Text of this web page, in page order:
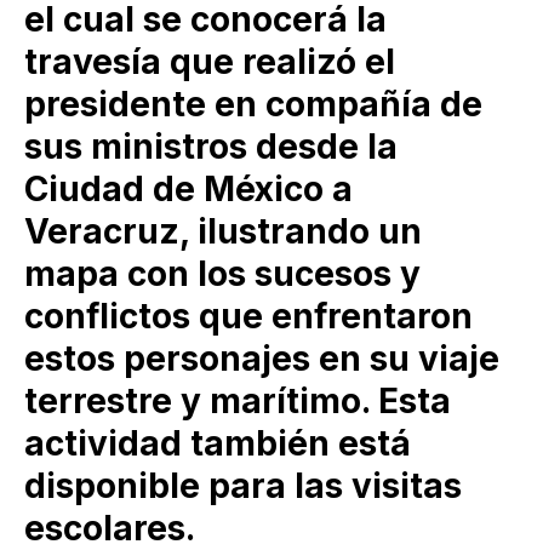
el cual se conocerá la
travesía que realizó el
presidente en compañía de
sus ministros desde la
Ciudad de México a
Veracruz, ilustrando un
mapa con los sucesos y
conflictos que enfrentaron
estos personajes en su viaje
terrestre y marítimo. Esta
actividad también está
disponible para las visitas
escolares.